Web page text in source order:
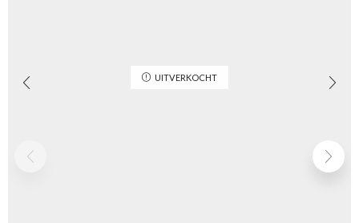
UITVERKOCHT